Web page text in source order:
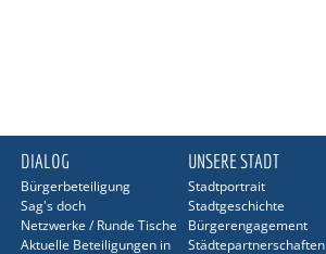
DIALOG
Bürgerbeteiligung
Sag's doch
Netzwerke / Runde Tische
Aktuelle Beteiligungen in
UNSERE STADT
Stadtportrait
Stadtgeschichte
Bürgerengagement
Städtepartnerschaften